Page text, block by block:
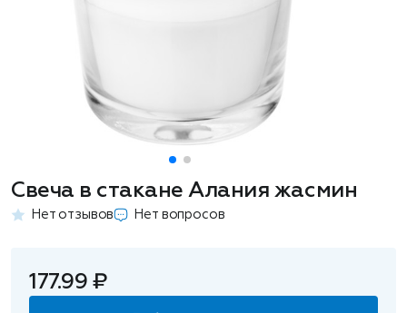
Свеча в стакане Алания жасмин
Нет отзывов Нет вопросов
177.99 ₽